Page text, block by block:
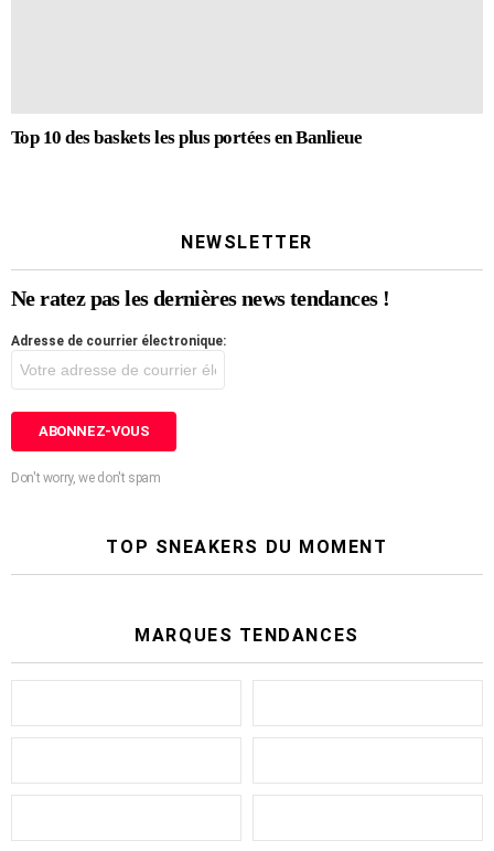
Top 10 des baskets les plus portées en Banlieue
NEWSLETTER
Ne ratez pas les dernières news tendances !
Adresse de courrier électronique:
Don't worry, we don't spam
TOP SNEAKERS DU MOMENT
MARQUES TENDANCES